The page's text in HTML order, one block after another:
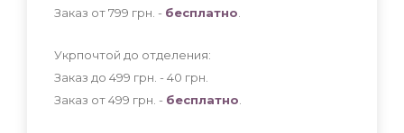
Заказ от 799 грн. - бесплатно
Укрпочтой до отделения:
Заказ до 499 грн. - 40 грн
Заказ от 499 грн. - бесплатно